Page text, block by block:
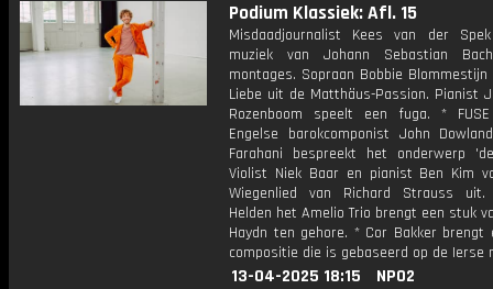
Podium Klassiek: Afl. 15
Misdaadjournalist Kees van der
muziek van Johann Sebastian
montages. Sopraan Bobbie
Liebe uit de Matthäus-Passion. Pianist
Rozenboom speelt een fuga. *
Engelse barokcomponist John
Farahani bespreekt het onderwerp
Violist Niek Baar en pianist Ben Kim
Wiegenlied van Richard Strauss
Helden het Amelio Trio brengt een stuk
Haydn ten gehore. * Cor Bakker brengt
compositie die is gebaseerd op de Ierse
13-04-2025 18:15
NPO2